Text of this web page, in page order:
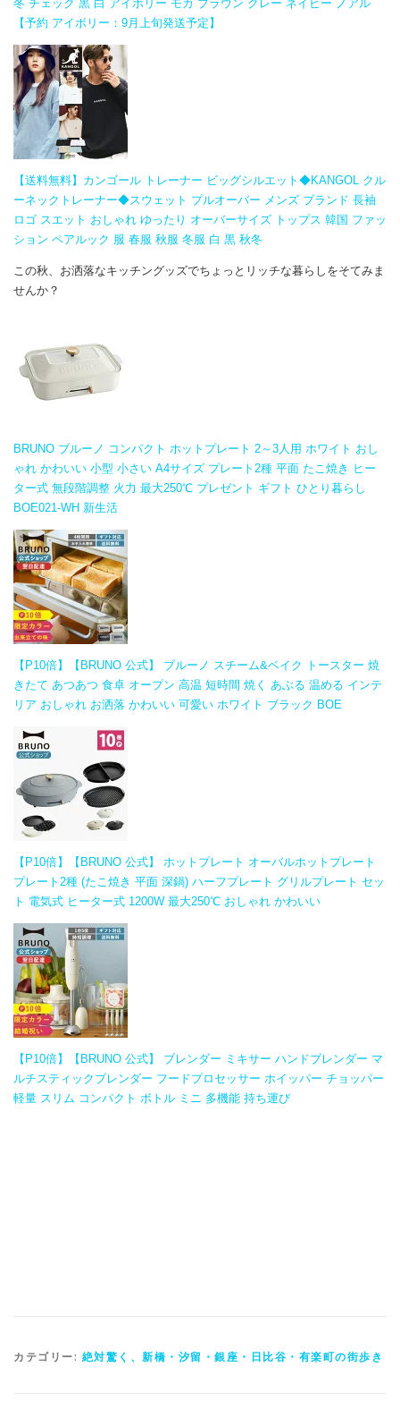
冬 チェック 黒 白 アイボリー モカ ブラウン グレー ネイビー ノアル
【予約 アイボリー：9月上旬発送予定】
【送料無料】カンゴール トレーナー ビッグシルエット◆KANGOL クル
ーネックトレーナー◆スウェット プルオーバー メンズ ブランド 長袖
ロゴ スエット おしゃれ ゆったり オーバーサイズ トップス 韓国 ファッ
ション ペアルック 服 春服 秋服 冬服 白 黒 秋冬
この秋、お洒落なキッチングッズでちょっとリッチな暮らしをそてみま
せんか？
BRUNO ブルーノ コンパクト ホットプレート 2～3人用 ホワイト おし
ゃれ かわいい 小型 小さい A4サイズ プレート2種 平面 たこ焼き ヒー
ター式 無段階調整 火力 最大250℃ プレゼント ギフト ひとり暮らし
BOE021-WH 新生活
【P10倍】【BRUNO 公式】 ブルーノ スチーム&ベイク トースター 焼
きたて あつあつ 食卓 オープン 高温 短時間 焼く あぶる 温める インテ
リア おしゃれ お洒落 かわいい 可愛い ホワイト ブラック BOE
【P10倍】【BRUNO 公式】 ホットプレート オーバルホットプレート
プレート2種 (たこ焼き 平面 深鍋) ハーフプレート グリルプレート セッ
ト 電気式 ヒーター式 1200W 最大250℃ おしゃれ かわいい
【P10倍】【BRUNO 公式】 ブレンダー ミキサー ハンドブレンダー マ
ルチスティックブレンダー フードプロセッサー ホイッパー チョッパー
軽量 スリム コンパクト ボトル ミニ 多機能 持ち運び
カテゴリー: 絶対驚く、新橋・汐留・銀座・日比谷・有楽町の街歩き